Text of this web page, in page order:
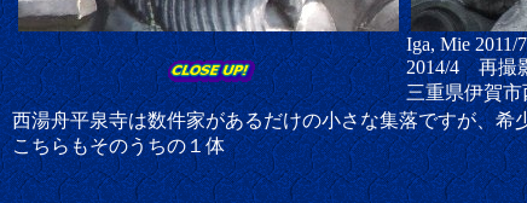
Iga, Mie 2011/7
2014/4 再撮
三重県伊賀市
西湯舟平泉寺は数件家があるだけの小さな集落ですが、希
こちらもそのうちの１体